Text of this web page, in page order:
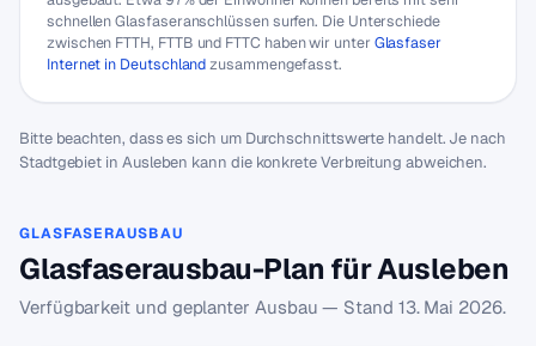
schnellen Glasfaseranschlüssen surfen. Die Unterschiede
zwischen FTTH, FTTB und FTTC haben wir unter Glasfaser
Internet in Deutschlandzusammengefasst.
Bitte beachten, dass es sich um Durchschnittswerte handelt. Je nach
Stadtgebiet in Ausleben kann die konkrete Verbreitung abweichen.
GLASFASERAUSBAU
Glasfaserausbau-Plan für Ausleben
Verfügbarkeit und geplanter Ausbau — Stand 13. Mai 2026.